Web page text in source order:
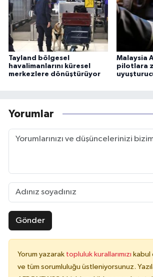
Tayland bölgesel
havalimanlarını küresel
merkezlere dönüştürüyor
Malaysia
pilotlara
Yorumlar
Gönder
Yorum yazarak topluluk kurallarımızı kabul
ve tüm sorumluluğu üstleniyorsunuz.